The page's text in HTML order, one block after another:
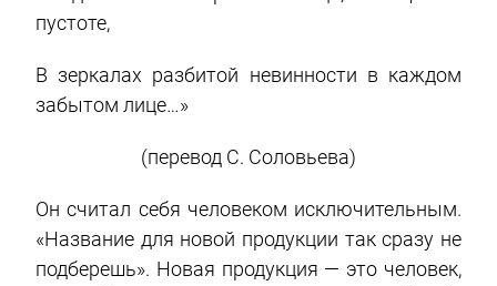
пустоте,
В зеркалах разбитой невинности в каждом
забытом лице…»
(перевод С. Соловьева)
Он считал себя человеком исключительным.
«Название для новой продукции так сразу не
подберешь». Новая продукция — это человек,